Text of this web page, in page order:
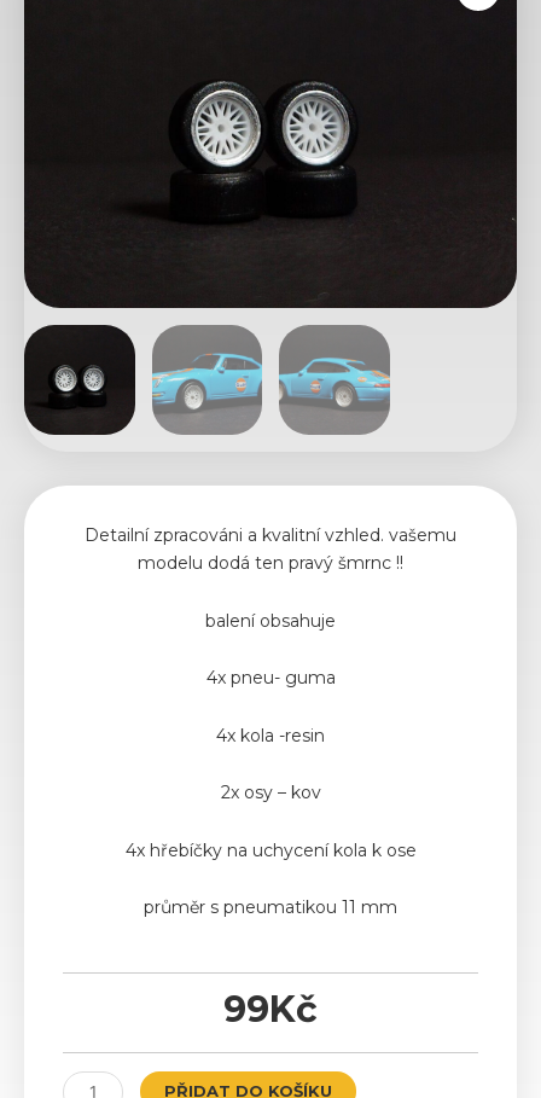
Detailní zpracováni a kvalitní vzhled. vašemu
modelu dodá ten pravý šmrnc !!
balení obsahuje
4x pneu- guma
4x kola -resin
2x osy – kov
4x hřebíčky na uchycení kola k ose
průměr s pneumatikou 11 mm
99Kč
BBS
PŘIDAT DO KOŠÍKU